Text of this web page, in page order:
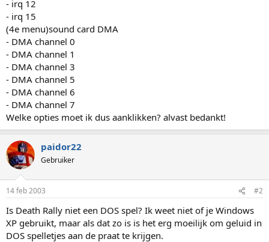
- irq 12
- irq 15
(4e menu)sound card DMA
- DMA channel 0
- DMA channel 1
- DMA channel 3
- DMA channel 5
- DMA channel 6
- DMA channel 7
Welke opties moet ik dus aanklikken? alvast bedankt!
paidor22
Gebruiker
14 feb 2003 #2
Is Death Rally niet een DOS spel? Ik weet niet of je Windows
XP gebruikt, maar als dat zo is is het erg moeilijk om geluid in
DOS spelletjes aan de praat te krijgen.